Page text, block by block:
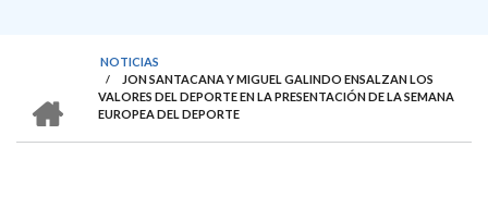
SOBRESCRIBIR
ENLACES
NOTICIAS
/
JON SANTACANA Y MIGUEL GALINDO ENSALZAN LOS
VALORES DEL DEPORTE EN LA PRESENTACIÓN DE LA SEMANA
EUROPEA DEL DEPORTE